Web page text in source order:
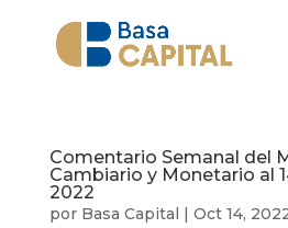
Comentario Semanal del
Cambiario y Monetario al
2022
por Basa Capital | Oct 14,